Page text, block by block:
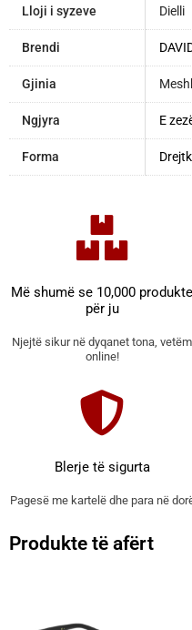
Lloji i syzeve Dielli
Brendi
Gjinia
Ngjyra E
Forma
Më shumë se 10,000 produkte
për ju
Njejtë sikur në dyqanet tona, vetëm
online!
Blerje të sigurta
Pagesë me kartelë dhe para në
Produkte të afërt